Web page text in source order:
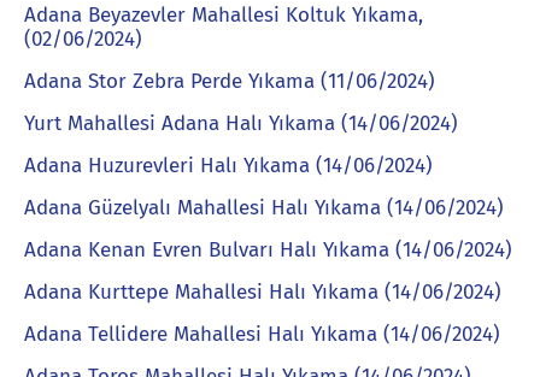
Adana Beyazevler Mahallesi Koltuk Yıkama,
(02/06/2024)
Adana Stor Zebra Perde Yıkama (11/06/2024)
Yurt Mahallesi Adana Halı Yıkama (14/06/2024)
Adana Huzurevleri Halı Yıkama (14/06/2024)
Adana Güzelyalı Mahallesi Halı Yıkama (14/06/2024)
Adana Kenan Evren Bulvarı Halı Yıkama (14/06/2024)
Adana Kurttepe Mahallesi Halı Yıkama (14/06/2024)
Adana Tellidere Mahallesi Halı Yıkama (14/06/2024)